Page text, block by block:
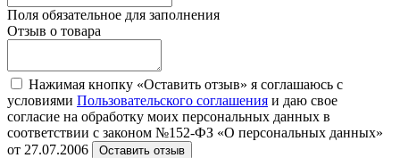
Поля обязательное для заполнения
Отзыв о товара
Нажимая кнопку «Оставить отзыв» я соглашаюсь с
условиями Пользовательского соглашения и даю свое
согласие на обработку моих персональных данных в
соответствии с законом №152-ФЗ «О персональных данных»
от 27.07.2006
Оставить отзыв